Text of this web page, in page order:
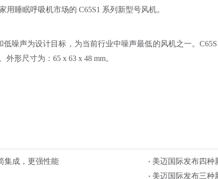
用睡眠呼吸机市场的 C65S1 系列新型号风机。
低噪声为设计目标，为当前行业中噪声最低的风机之一。
外形尺寸为：65 x 63 x 48 mm。
集成，更强性能
美迈国际发布四种
美迈国际发布三种